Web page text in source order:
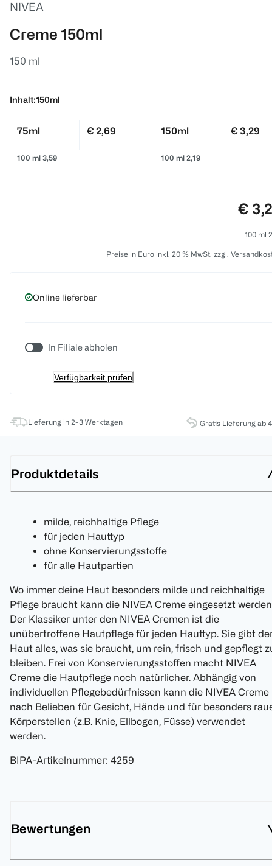
NIVEA
Creme 150ml
150 ml
Inhalt:150ml
75ml
100 ml 3,59
€ 2,69 150ml
100 ml 2,19
€ 3,29
€
100 ml
Preise in Euro inkl. 20 % MwSt. zzgl.
Online lieferbar
In Filiale abholen
Verfügbarkeit prüfen
Lieferung in 2-3 Werktagen Gratis Lieferung ab
Produktdetails
milde, reichhaltige Pflege
für jeden Hauttyp
ohne Konservierungsstoffe
für alle Hautpartien
Wo immer deine Haut besonders milde und reichhaltige
Pflege braucht kann die NIVEA Creme eingesetzt
Der Klassiker unter den NIVEA Cremen ist die
unübertroffene Hautpflege für jeden Hauttyp. Sie gibt
Haut alles, was sie braucht, um rein, frisch und gepflegt
bleiben. Frei von Konservierungsstoffen macht NIVEA
Creme die Hautpflege noch natürlicher. Abhängig von
individuellen Pflegebedürfnissen kann die NIVEA Creme
nach Belieben für Gesicht, Hände und für besonders
Körperstellen (z.B. Knie, Ellbogen, Füsse) verwendet
werden.
BIPA-Artikelnummer: 4259
Bewertungen